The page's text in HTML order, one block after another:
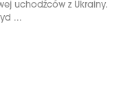
uchodźców z Ukrainy.
...